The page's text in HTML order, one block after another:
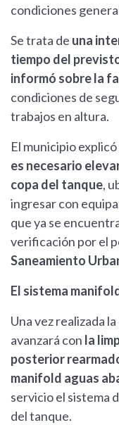
condiciones
Se trata de una
tiempo del
informó sobre la
condiciones de
trabajos en altura.
El municipio
es necesario
copa del tanque,
ingresar con
que ya se
verificación por el
Saneamiento
El sistema
Una vez realizada
avanzará con la
posterior
manifold aguas
servicio el sistema
del tanque.